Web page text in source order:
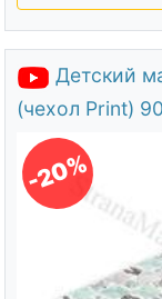
Детский
(чехол Print)
-20%